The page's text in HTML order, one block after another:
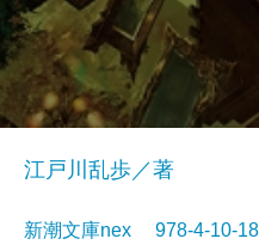
江戸川乱歩／著
新潮文庫nex 978-4-10-